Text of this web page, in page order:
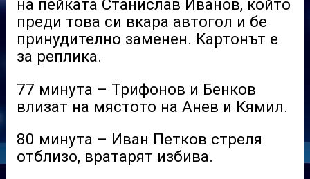
на пейката Станислав Иванов, който
преди това си вкара автогол и бе
принудително заменен. Картонът е
за реплика.
77 минута – Трифонов и Бенков
влизат на мястото на Анев и Кямил.
80 минута – Иван Петков стреля
отблизо, вратарят избива.